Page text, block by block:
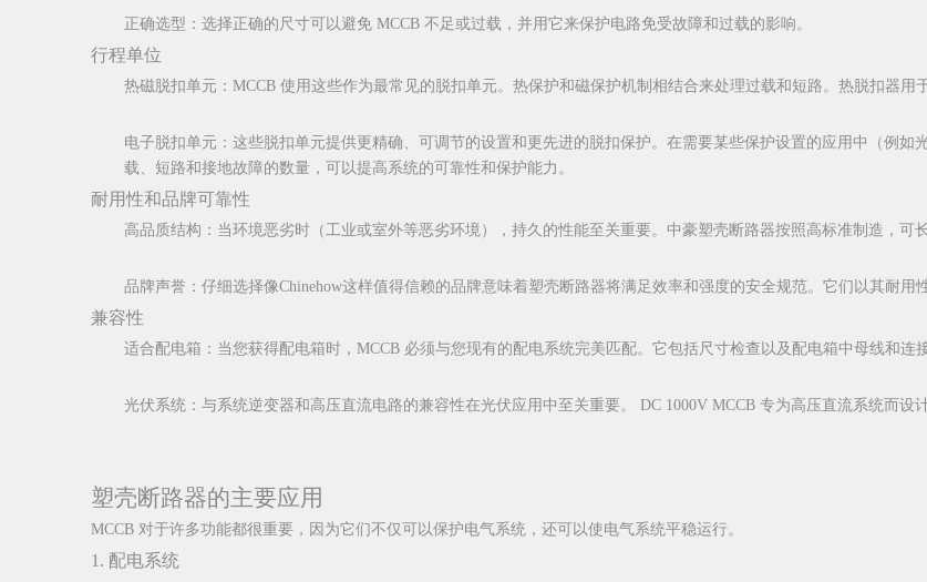
正确选型：选择正确的尺寸可以避免 MCCB 不足或过载，并用它来保护电路免受故障和过载的影响。
行程单位
热磁脱扣单元：MCCB 使用这些作为最常见的脱扣单元。热保护和磁保护机制相结合来处理过载和短路。热脱扣器用
电子脱扣单元：这些脱扣单元提供更精确、可调节的设置和更先进的脱扣保护。在需要某些保护设置的应用中（例
载、短路和接地故障的数量，可以提高系统的可靠性和保护能力。
耐用性和品牌可靠性
高品质结构：当环境恶劣时（工业或室外等恶劣环境），持久的性能至关重要。中豪塑壳断路器按照高标准制造，可
品牌声誉：仔细选择像Chinehow这样值得信赖的品牌意味着塑壳断路器将满足效率和强度的安全规范。它们以其耐用
兼容性
适合配电箱：当您获得配电箱时，MCCB 必须与您现有的配电系统完美匹配。它包括尺寸检查以及配电箱中母线和连
光伏系统：与系统逆变器和高压直流电路的兼容性在光伏应用中至关重要。 DC 1000V MCCB 专为高压直流系统而设
塑壳断路器的主要应用
MCCB 对于许多功能都很重要，因为它们不仅可以保护电气系统，还可以使电气系统平稳运行。
1. 配电系统